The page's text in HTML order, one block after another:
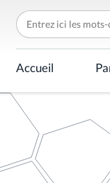
C
h
e
r
c
h
r
p
Accueil